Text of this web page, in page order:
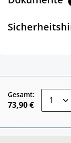
Gesamt:
73,90 €